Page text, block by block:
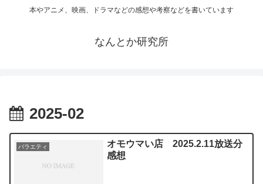
本やアニメ、映画、ドラマなどの感想や考察などを書いています
なんとか研究所
2025-02
バラエティ
オモウマい店 2025.2.11放送分
感想